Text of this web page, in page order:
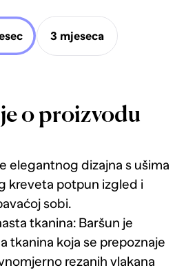
3 mjeseca
o proizvodu
elegantnog dizajna s ušima
kreveta potpun izgled i
sobi.
tkanina: Baršun je
tkanina koja se prepoznaje
rezanih vlakana